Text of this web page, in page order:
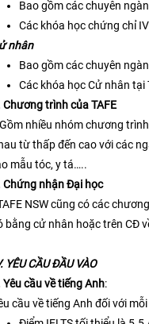
Bao gồm các chuyên
Các khóa học chứng chỉ
nhân
Bao gồm các chuyên
Các khóa học Cử nhân tại
Chương trình của TAFE
nhiều nhóm chương
từ thấp đến cao với các
mẫu tóc, y tá…..
Chứng nhận Đại học
NSW cũng có các
bằng cử nhân hoặc trên CĐ
YÊU CẦU ĐẦU VÀO
Yêu cầu về tiếng Anh:
cầu về tiếng Anh đối với